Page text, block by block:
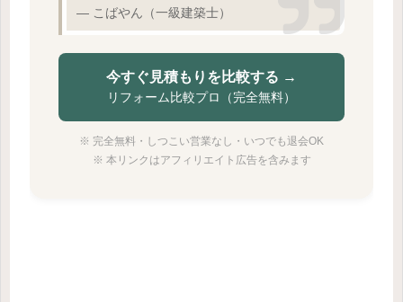
― こばやん（一級建築士）
今すぐ見積もりを比較する →
リフォーム比較プロ（完全無料）
※ 完全無料・しつこい営業なし・いつでも退会OK
※ 本リンクはアフィリエイト広告を含みます